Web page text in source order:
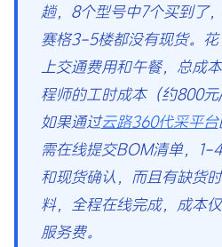
趟，8个型号中7个买到了
赛格3-5楼都没有现货。
上交通费用和午餐，总成
程师的工时成本（约800元
如果通过云路360代采平台
需在线提交BOM清单，1-
和现货确认，而且有缺货
料，全程在线完成，成本
服务费。